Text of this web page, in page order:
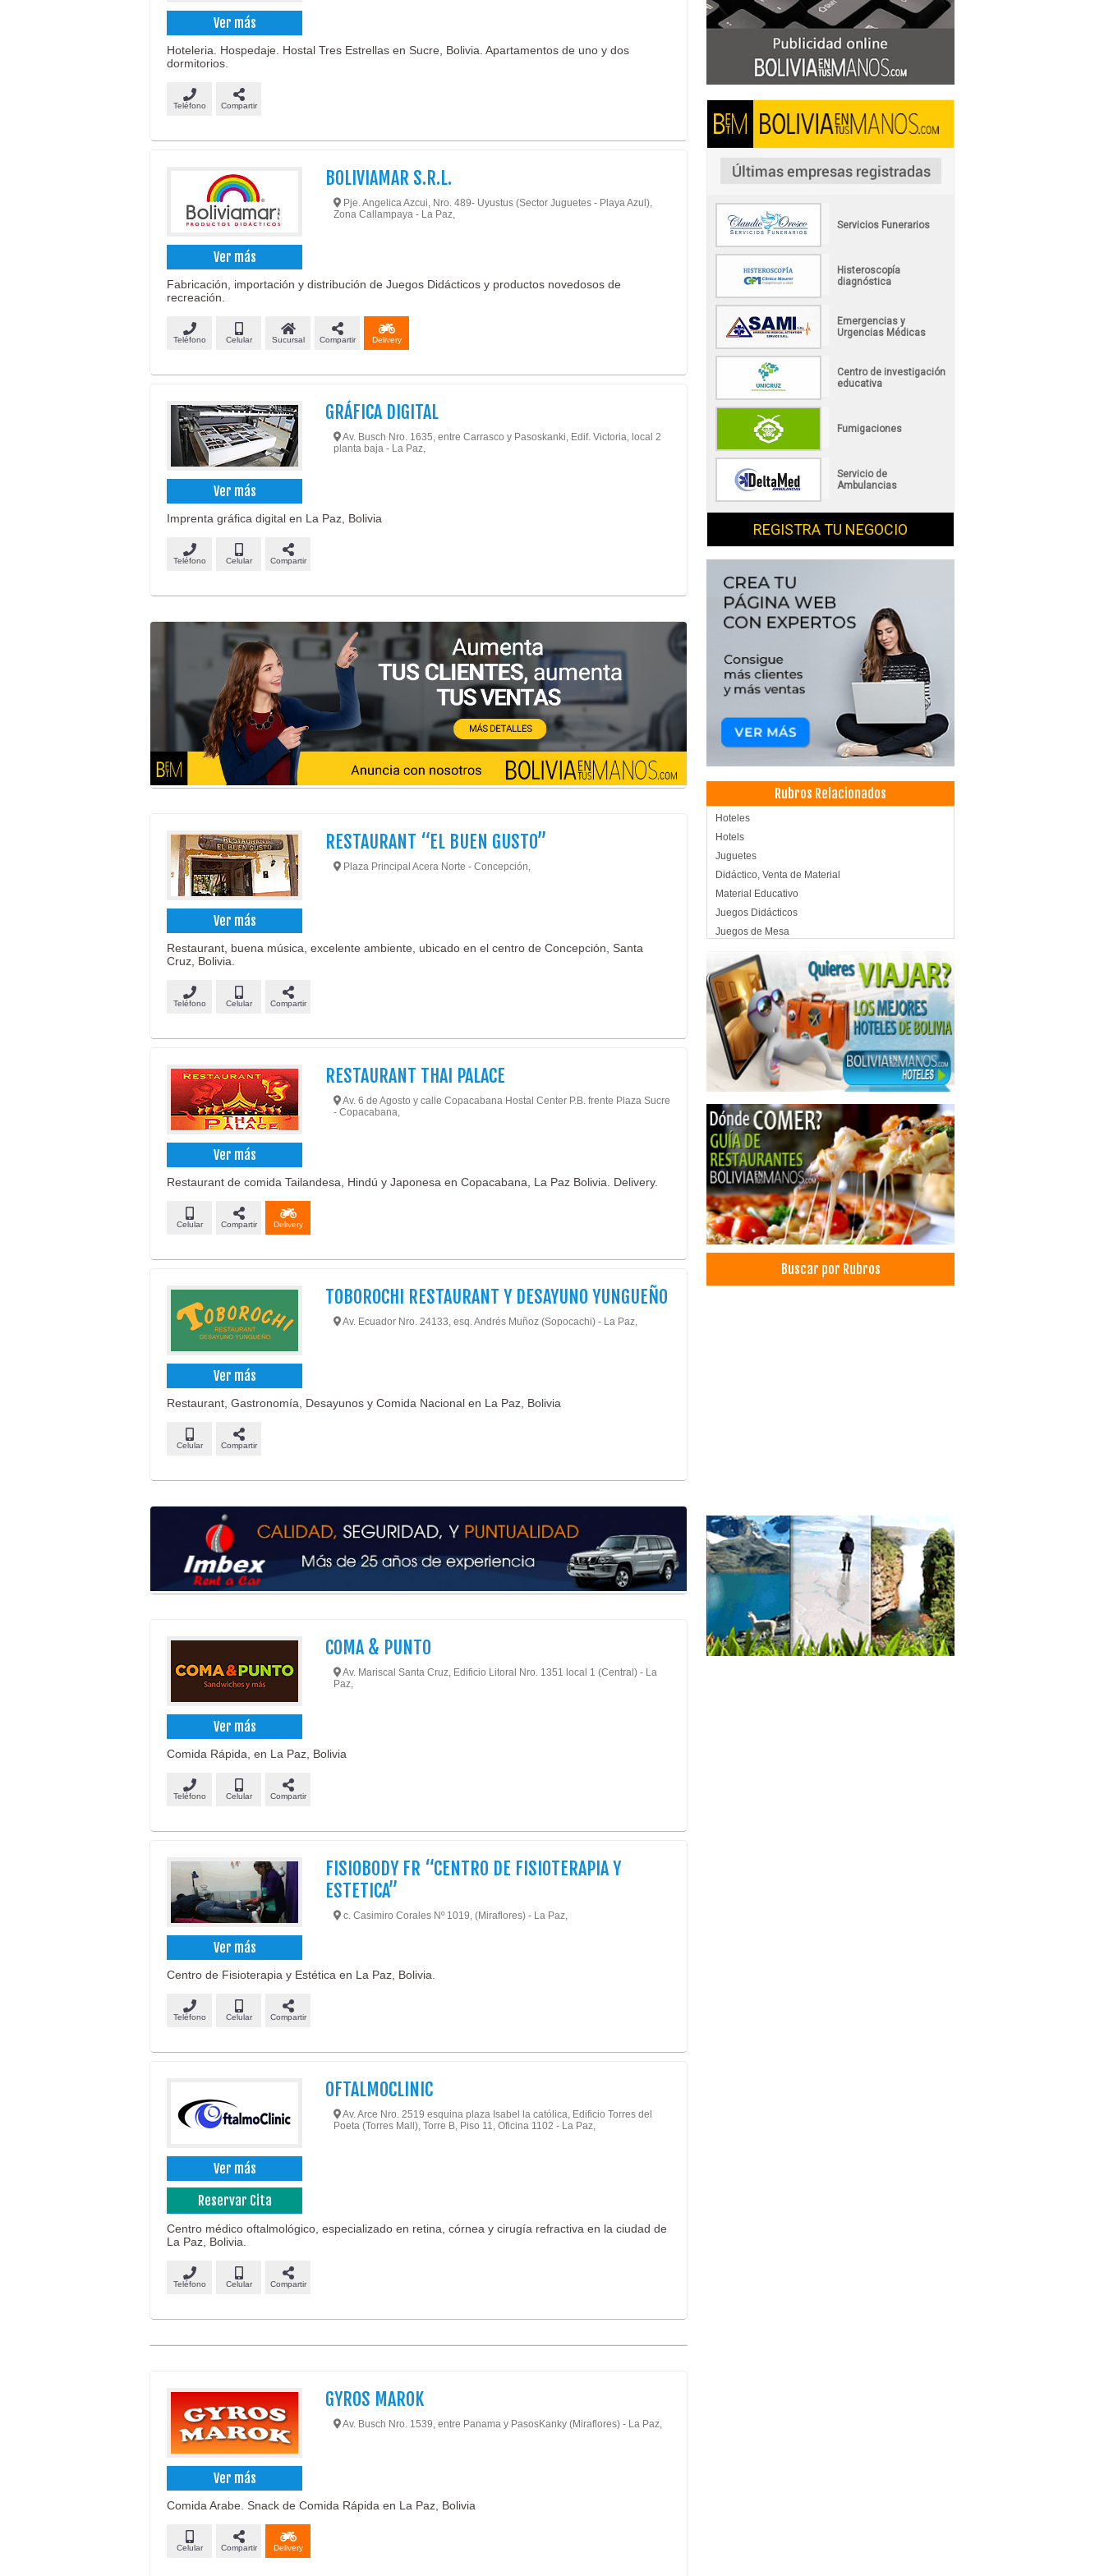
Ver más
Hoteleria. Hospedaje. Hostal Tres Estrellas en Sucre, Bolivia. Apartamentos de uno y dos
dormitorios.
Teléfono Compartir
Ver más
BOLIVIAMAR S.R.L.
Pje. Angelica Azcui, Nro. 489- Uyustus (Sector Juguetes - Playa Azul),
Zona Callampaya - La Paz,
Fabricación, importación y distribución de Juegos Didácticos y productos novedosos de
recreación.
Teléfono Celular Sucursal Compartir Delivery
Ver más
GRÁFICA DIGITAL
Av. Busch Nro. 1635, entre Carrasco y Pasoskanki, Edif. Victoria, local 2
planta baja - La Paz,
Imprenta gráfica digital en La Paz, Bolivia
Teléfono Celular Compartir
Ver más
RESTAURANT “EL BUEN GUSTO”
Plaza Principal Acera Norte - Concepción,
Restaurant, buena música, excelente ambiente, ubicado en el centro de Concepción, Santa
Cruz, Bolivia.
Teléfono Celular Compartir
Ver más
RESTAURANT THAI PALACE
Av. 6 de Agosto y calle Copacabana Hostal Center P.B. frente Plaza Sucre
- Copacabana,
Restaurant de comida Tailandesa, Hindú y Japonesa en Copacabana, La Paz Bolivia. Delivery.
Celular Compartir Delivery
Ver más
TOBOROCHI RESTAURANT Y DESAYUNO YUNGUEÑO
Av. Ecuador Nro. 24133, esq. Andrés Muñoz (Sopocachi) - La Paz,
Restaurant, Gastronomía, Desayunos y Comida Nacional en La Paz, Bolivia
Celular Compartir
Ver más
COMA & PUNTO
Av. Mariscal Santa Cruz, Edificio Litoral Nro. 1351 local 1 (Central) - La
Paz,
Comida Rápida, en La Paz, Bolivia
Teléfono Celular Compartir
Ver más
FISIOBODY FR “CENTRO DE FISIOTERAPIA Y
ESTETICA”
c. Casimiro Corales Nº 1019, (Miraflores) - La Paz,
Centro de Fisioterapia y Estética en La Paz, Bolivia.
Teléfono Celular Compartir
Ver más
Reservar Cita
OFTALMOCLINIC
Av. Arce Nro. 2519 esquina plaza Isabel la católica, Edificio Torres del
Poeta (Torres Mall), Torre B, Piso 11, Oficina 1102 - La Paz,
Centro médico oftalmológico, especializado en retina, córnea y cirugía refractiva en la ciudad de
La Paz, Bolivia.
Teléfono Celular Compartir
Ver más
GYROS MAROK
Av. Busch Nro. 1539, entre Panama y PasosKanky (Miraflores) - La Paz,
Comida Arabe. Snack de Comida Rápida en La Paz, Bolivia
Celular Compartir Delivery
Servicios Funerarios
Histeroscopía
diagnóstica
Emergencias y
Urgencias Médicas
Centro de investigación
educativa
Fumigaciones
Servicio de
Ambulancias
REGISTRA TU NEGOCIO
Rubros Relacionados
Hoteles
Hotels
Juguetes
Didáctico, Venta de Material
Material Educativo
Juegos Didácticos
Juegos de Mesa
Juegos Educativos de Goma Eva
Juegos Recreativos
Pelotas Infantiles y Profesionales
Juegos de Madera
Casas de Regalos
Juegos de Salón
Tiendas Online
Tienda virtual
Ventas por internet
Delivery
Compras por internet
Diseño Gráfico
Gigantografías
Impresión Digital
Imprentas
Impresión offset
Industrias Gráficas
Ensaladas
Jamones
Jugos, Zumos
Restaurantes: Comida Rápida
Salchichas
Artrosis
Clínicas de Fisioterapia
Centro Médico de Estética
Buscar por Rubros